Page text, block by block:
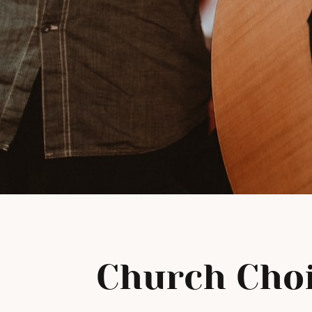
Church